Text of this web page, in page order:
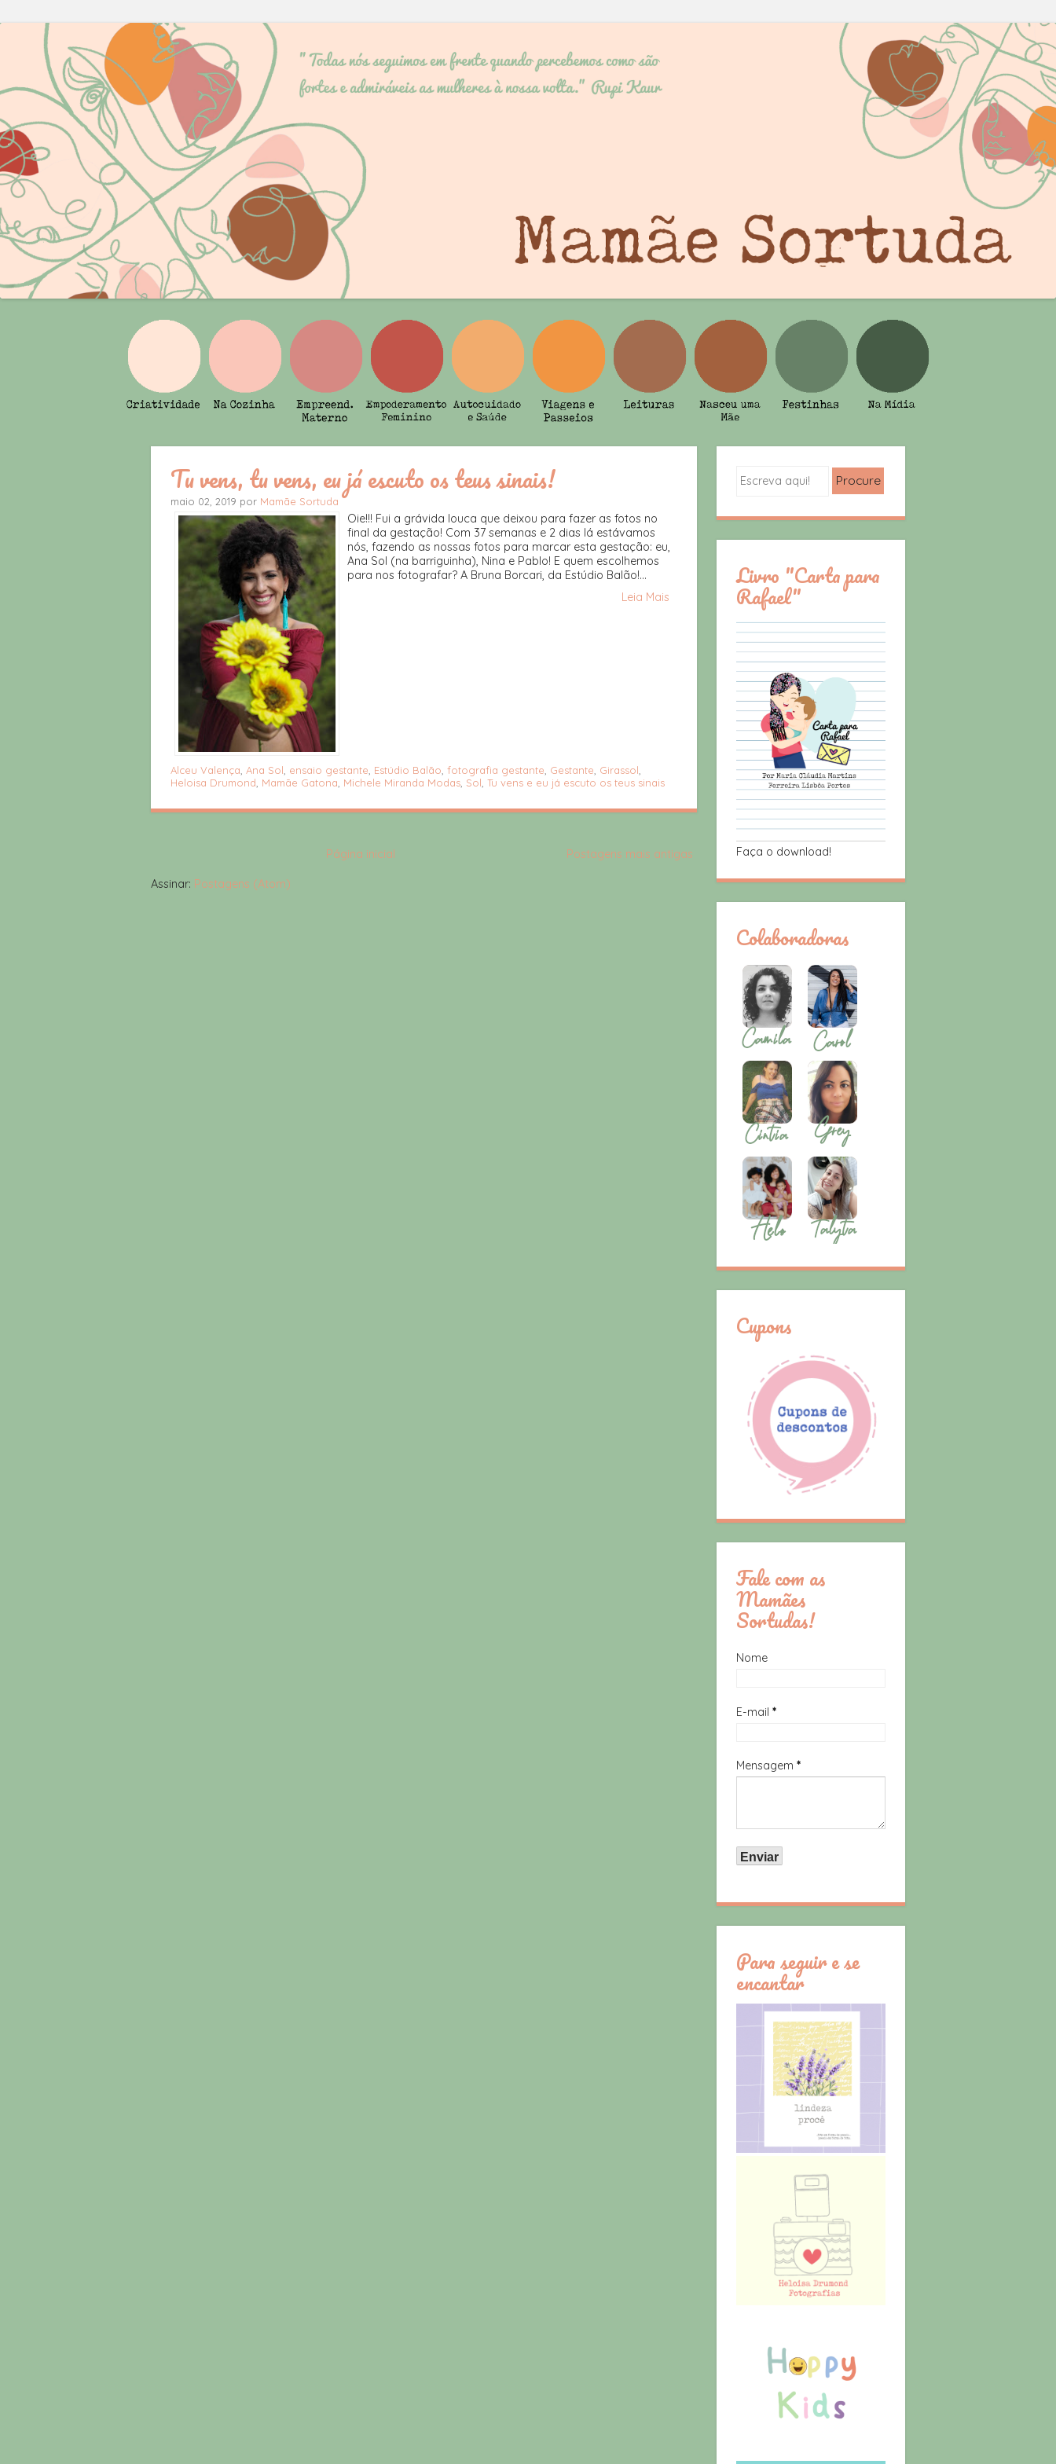
Tu vens, tu vens, eu já escuto os teus sinais!
maio 02, 2019 por Mamãe Sortuda
Oie!!! Fui a grávida louca que deixou para fazer as fotos no
final da gestação! Com 37 semanas e 2 dias lá estávamos
nós, fazendo as nossas fotos para marcar esta gestação: eu,
Ana Sol (na barriguinha), Nina e Pablo! E quem escolhemos
para nos fotografar? A Bruna Borcari, da Estúdio Balão!...
Leia Mais
Alceu Valença Ana Sol ensaio gestante Estúdio Balão fotografia gestante Gestante Girassol
Heloisa Drumond Mamãe Gatona Michele Miranda Modas Sol Tu vens e eu já escuto os teus sinais
Postagens mais antigas
Página inicial
Assinar: Postagens (Atom)
Search
Livro "Carta para
Rafael"
Faça o download!
Colaboradoras
Cupons
Fale com as
Mamães
Sortudas!
Nome
E-mail *
Mensagem *
Para seguir e se
encantar